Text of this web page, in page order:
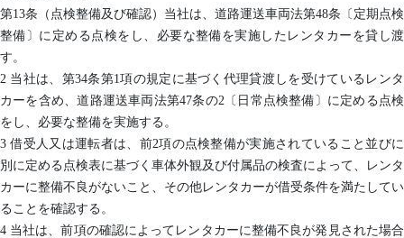
第13条（点検整備及び確認）当社は、道路運送車両法第48条〔定期点検
整備〕に定める点検をし、必要な整備を実施したレンタカーを貸し渡
す。
2 当社は、第34条第1項の規定に基づく代理貸渡しを受けているレンタ
カーを含め、道路運送車両法第47条の2〔日常点検整備〕に定める点検
をし、必要な整備を実施する。
3 借受人又は運転者は、前2項の点検整備が実施されていること並びに
別に定める点検表に基づく車体外観及び付属品の検査によって、レンタ
カーに整備不良がないこと、その他レンタカーが借受条件を満たしてい
ることを確認する。
4 当社は、前項の確認によってレンタカーに整備不良が発見された場合